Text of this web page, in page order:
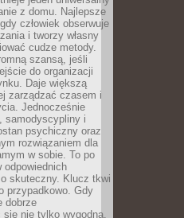
z domu. Najlepsze
człowiek obserwuje
i tworzy własny
cudze metody.
szansą, jeśli
do organizacji
Daje większą
zarządzać czasem i
Jednocześnie
samodyscypliny i
psychiczny oraz
rozwiązaniem dla
w sobie. To po
odpowiednich
skuteczny. Klucz tkwi
przypadkowo. Gdy
dobrze
się nie tylko wygodna,